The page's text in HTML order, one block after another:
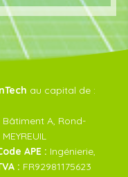
au capital de :
Bâtiment A, Rond-
APE : Ingénierie,
: FR92981175623